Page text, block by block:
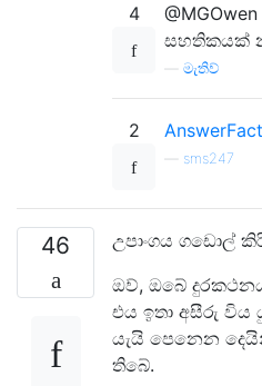
4
සහතිකයක්
මැතිව්
2
sms247
46
උපාංගය ගඩොල්
ඔව්, ඔබේ
එය ඉතා අසීරු විය
යැයි පෙනෙන
තිබේ.